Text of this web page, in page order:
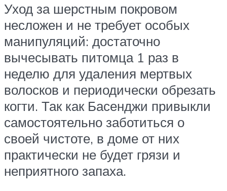
Уход за шерстным покровом
несложен и не требует особых
манипуляций: достаточно
вычесывать питомца 1 раз в
неделю для удаления мертвых
волосков и периодически обрезать
когти. Так как Басенджи привыкли
самостоятельно заботиться о
своей чистоте, в доме от них
практически не будет грязи и
неприятного запаха.